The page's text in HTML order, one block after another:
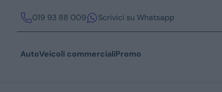
019 93 88 009 Scrivici su Whatsapp
AutoVeicoli commercialiPromo